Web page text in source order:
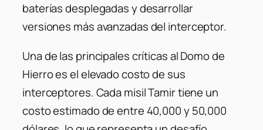
baterías desplegadas y desarrollar
versiones más avanzadas del interceptor.
Una de las principales críticas al Domo de
Hierro es el elevado costo de sus
interceptores. Cada misil Tamir tiene un
costo estimado de entre 40,000 y 50,000